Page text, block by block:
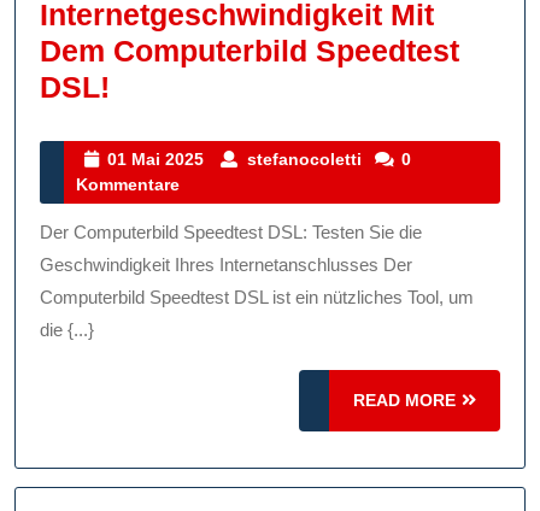
Internetgeschwindigkeit Mit
Dem Computerbild Speedtest
DSL!
Ihre
Internetgeschwindigkeit
Mit
Dem
Computerbild
01 Mai 2025
01
2025
stefanocoletti stefanocoletti
0
Kommentare
Der Computerbild Speedtest DSL: Testen Sie die
Geschwindigkeit Ihres Internetanschlusses Der
Computerbild Speedtest DSL ist ein nützliches Tool, um
die {...}
READ MORE
READ
MORE